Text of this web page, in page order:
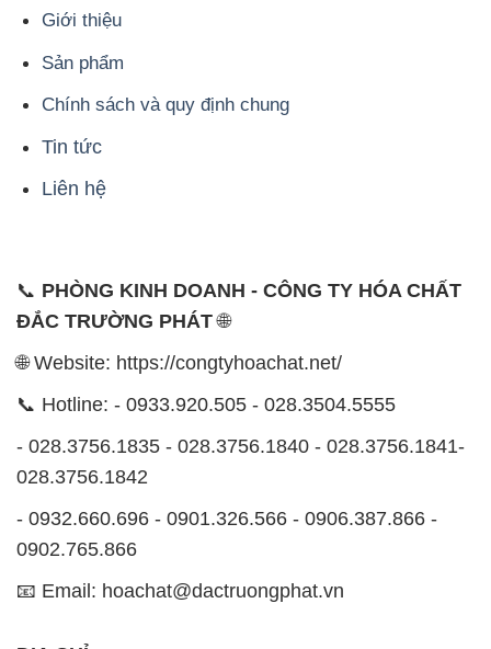
Tin tức
Liên hệ
📞
PHÒNG KINH DOANH - CÔNG TY HÓA CHẤT
ĐẮC TRƯỜNG PHÁT
- 028.3756.1835 - 028.3756.1840 - 028.3756.1841-
0902.765.866
📧 Email: hoachat@dactruongphat.vn
ĐỊA CHỈ
1229C Quốc lộ 1A, Phường Bình Trị Đông B,
Quận Bình Tân, TP. Hồ Chí Minh